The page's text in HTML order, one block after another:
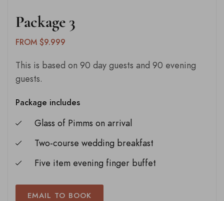
Package 3
FROM $9.999
This is based on 90 day guests and 90 evening
guests.
Package includes
Glass of Pimms on arrival
Two-course wedding breakfast
Five item evening finger buffet
EMAIL TO BOOK